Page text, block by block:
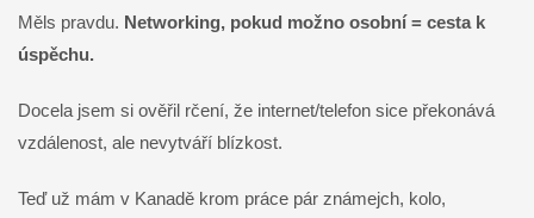
Měls pravdu. Networking, pokud možno osobní = cesta k
úspěchu.
Docela jsem si ověřil rčení, že internet/telefon sice překonává
vzdálenost, ale nevytváří blízkost.
Teď už mám v Kanadě krom práce pár známejch, kolo,